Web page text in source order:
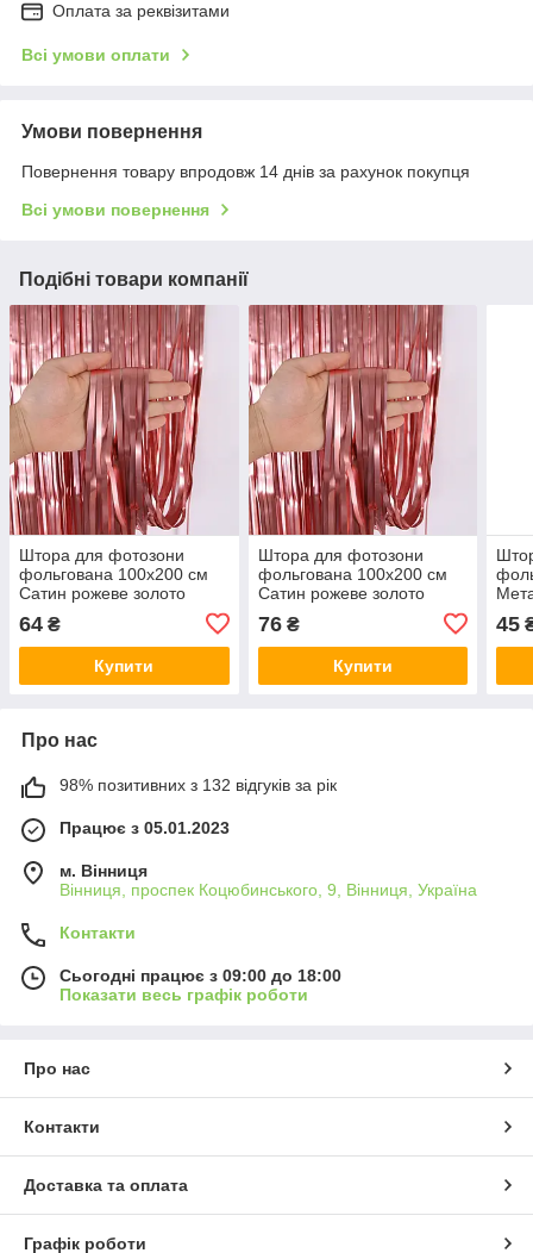
Оплата за реквізитами
Всі умови оплати
Умови повернення
Повернення товару впродовж 14 днів за рахунок покупця
Всі умови повернення
Подібні товари компанії
Штора для фотозони
фольгована 100х200 см
Сатин рожеве золото
64 ₴
Купити
Штора для фотозони
фольгована 100х200 см
Сатин рожеве золото
76₴
Купити
45
Про нас
98% позитивних з 132 відгуків за рік
Працює з 05.01.2023
м. Вінниця
Вінниця, проспек Коцюбинського, 9, Вінниця, Україна
Контакти
Сьогодні працює з 09:00 до 18:00
Показати весь графік роботи
Про нас
Контакти
Доставка та оплата
Графік роботи